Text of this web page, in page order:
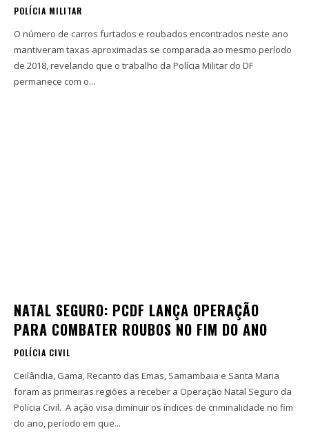
POLÍCIA MILITAR
O número de carros furtados e roubados encontrados neste ano
mantiveram taxas aproximadas se comparada ao mesmo período
de 2018, revelando que o trabalho da Polícia Militar do DF
permanece com o...
NATAL SEGURO: PCDF LANÇA OPERAÇÃO
PARA COMBATER ROUBOS NO FIM DO ANO
POLÍCIA CIVIL
Ceilândia, Gama, Recanto das Emas, Samambaia e Santa Maria
foram as primeiras regiões a receber a Operação Natal Seguro da
Polícia Civil. A ação visa diminuir os índices de criminalidade no fim
do ano, período em que...